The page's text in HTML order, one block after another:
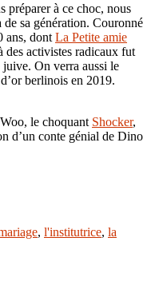
préparer à ce choc, nous
sa génération. Couronné
ans, dont La Petite amie
activistes radicaux fut
On verra aussi le
berlinois en 2019.
le choquant Shocker,
d’un conte génial de Dino
, l'institutrice, la